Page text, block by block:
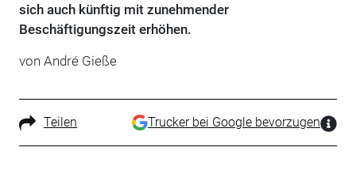
sich auch künftig mit zunehmender
Beschäftigungszeit erhöhen.
von André Gieße
Teilen Trucker bei Google bevorzugen